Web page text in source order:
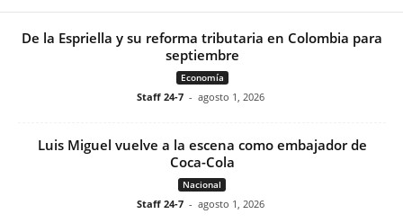
De la Espriella y su reforma tributaria en Colombia para
septiembre
Economía
Staff 24-7 - agosto 1, 2026
Luis Miguel vuelve a la escena como embajador de
Coca-Cola
Nacional
Staff 24-7 - agosto 1, 2026